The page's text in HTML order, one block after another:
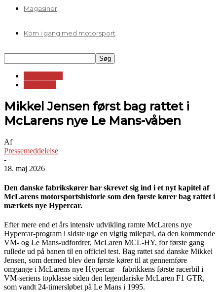
Magasiner
Kom i gang med motorsport
Mikkel Jensen først bag rattet i
McLarens nye Le Mans-våben
Af
Pressemeddelelse
-
18. maj 2026
Den danske fabrikskører har skrevet sig ind i et nyt kapitel af
McLarens motorsportshistorie som den første kører bag rattet i
mærkets nye Hypercar.
Efter mere end et års intensiv udvikling ramte McLarens nye
Hypercar-program i sidste uge en vigtig milepæl, da den kommende
VM- og Le Mans-udfordrer, McLaren MCL-HY, for første gang
rullede ud på banen til en officiel test. Bag rattet sad danske Mikkel
Jensen, som dermed blev den første kører til at gennemføre
omgange i McLarens nye Hypercar – fabrikkens første racerbil i
VM-seriens topklasse siden den legendariske McLaren F1 GTR,
som vandt 24-timersløbet på Le Mans i 1995.